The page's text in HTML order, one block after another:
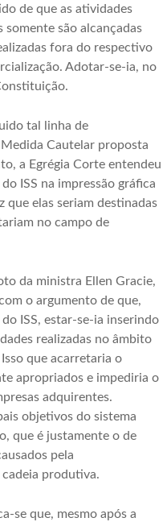
de que as atividades
somente são alcançadas
fora do respectivo
Adotar-se-ia, no
tal linha de
Cautelar proposta
a Egrégia Corte entendeu
ISS na impressão gráfica
que elas seriam destinadas
no campo de
da ministra Ellen Gracie,
o argumento de que,
ISS, estar-se-ia inserindo
realizadas no âmbito
que acarretaria o
apropriados e impediria o
adquirentes.
objetivos do sistema
que é justamente o de
pela
produtiva.
se que, mesmo após a